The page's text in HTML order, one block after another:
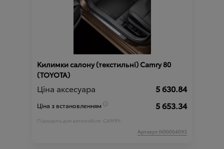
Килимки салону (текстильні) Camry 80
(TOYOTA)
Ціна аксесуара 5 630.84
Ціна з встановленням 5 653.34
Підходить для автомобіля :CAMRY;
Артикул:N00004093